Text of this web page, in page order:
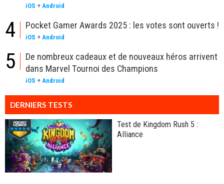
iOS + Android
4 Pocket Gamer Awards 2025 : les votes sont ouverts !
iOS + Android
5
De nombreux cadeaux et de nouveaux héros arrivent
dans Marvel Tournoi des Champions
iOS + Android
DERNIERS TESTS
Test de Kingdom Rush 5 :
Alliance